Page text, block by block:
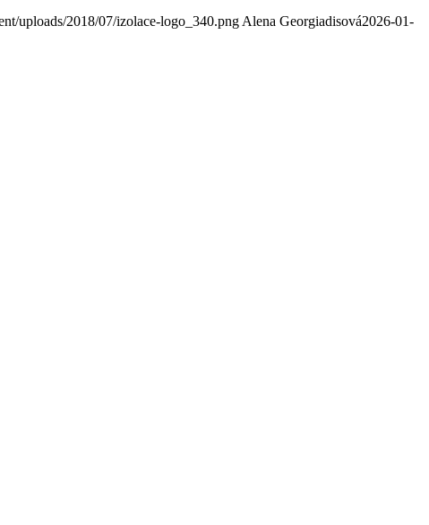
uploads/2018/07/izolace-logo_340.png Alena Georgiadisová2026-01-